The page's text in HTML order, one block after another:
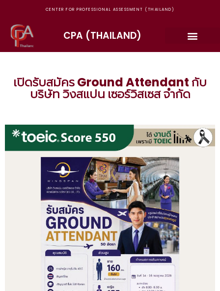
CENTER FOR PROFESSIONAL ASSESSMENT (THAILAND)
CPA (THAILAND)
เปิดรับสมัคร Ground Attendant กับ
บริษัท วิงสแปน เซอร์วิสเซส จำกัด